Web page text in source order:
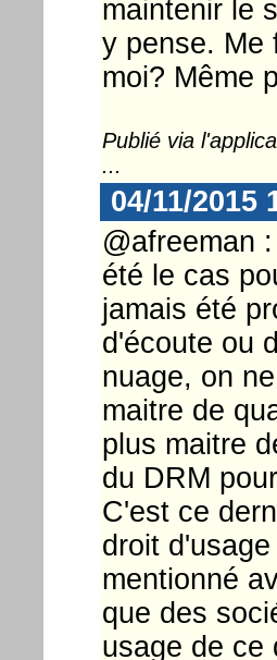
maintenir le
y pense. Me
moi? Même
Publié via
...
04/11/2015
@afreeman
été le cas
jamais été
d'écoute ou
nuage, on
maitre de
plus maitre
du DRM
C'est ce
droit
mentionné
que des
usage de ce